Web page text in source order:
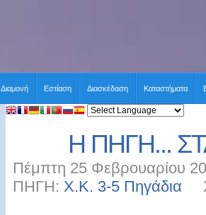
Διαμονή Εστίαση Διασκέδαση Καταστήματα
Η ΠΗΓΗ...
Πέμπτη 25 Φεβρουαρίου
ΠΗΓΗ: Χ.Κ. 3-5 Πηγάδια